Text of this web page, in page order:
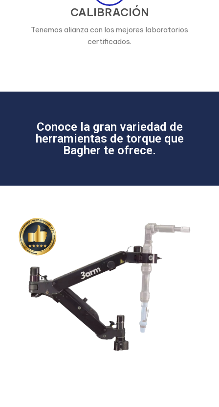
CALIBRACIÓN
Tenemos alianza con los mejores laboratorios
certificados.
Conoce la gran variedad de
herramientas de torque que
Bagher te ofrece.